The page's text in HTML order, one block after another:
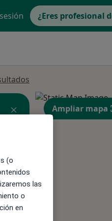
¿Eres profesional
Ampliar mapa
(o
las
o
en